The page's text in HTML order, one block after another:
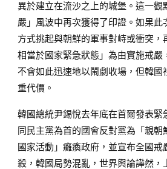
異於建立在流沙之上的城堡。這一觀
嚴」風波中再次獲得了印證。如果此
方式挑起與朝鮮的軍事對峙或衝突，
相當於國家緊急狀態」為由實施戒嚴
不會如此迅速地以鬧劇收場，但韓國
重代價。
韓國總統尹錫悅去年底在首爾發表緊
同民主黨為首的國會反對黨為「親朝
國家活動」癱瘓政府，並宣布全國戒
殺，韓國局勢混亂，世界輿論譁然，